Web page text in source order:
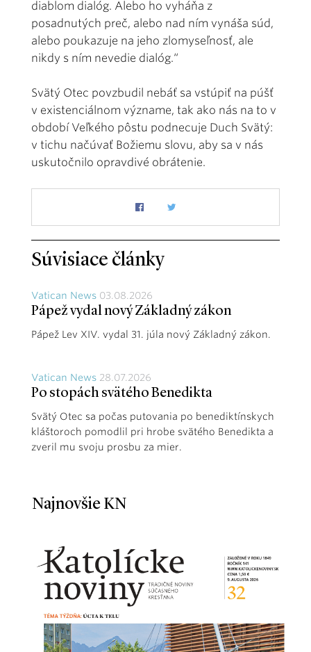
diablom dialóg. Alebo ho vyháňa z
posadnutých preč, alebo nad ním vynáša súd,
alebo poukazuje na jeho zlomyseľnosť, ale
nikdy s ním nevedie dialóg.“
Svätý Otec povzbudil nebáť sa vstúpiť na púšť
v existenciálnom význame, tak ako nás na to v
období Veľkého pôstu podnecuje Duch Svätý:
v tichu načúvať Bo­žiemu slovu, aby sa v nás
uskutočnilo opravdivé obrátenie.
Súvisiace články
Vatican News 03.08.2026
Pápež vydal nový Základný zákon
Pápež Lev XIV. vydal 31. júla nový Základný zákon.
Vatican News 28.07.2026
Po stopách svätého Benedikta
Svätý Otec sa počas putovania po benediktínskych
kláštoroch pomodlil pri hrobe svätého Benedikta a
zveril mu svoju prosbu za mier.
Najnovšie KN